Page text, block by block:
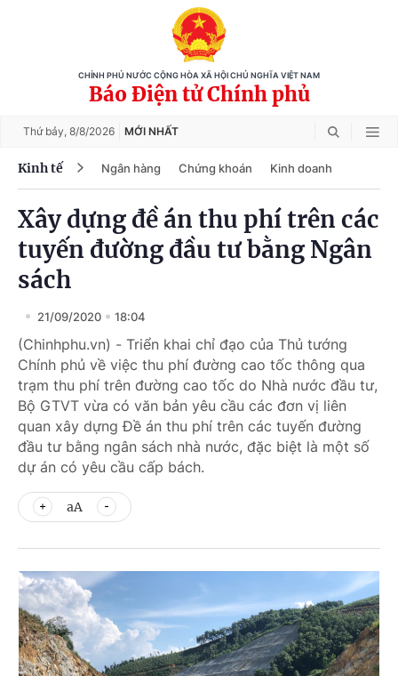
CHÍNH PHỦ NƯỚC CỘNG HÒA XÃ HỘI CHỦ NGHĨA VIỆT NAM
Báo Điện tử Chính phủ
Thứ bảy, 8/8/2026 MỚI NHẤT
Kinh tế Ngân hàng Chứng khoán Kinh doanh
Xây dựng đề án thu phí trên các
tuyến đường đầu tư bằng Ngân
sách
21/09/2020 18:04
(Chinhphu.vn) - Triển khai chỉ đạo của Thủ tướng
Chính phủ về việc thu phí đường cao tốc thông qua
trạm thu phí trên đường cao tốc do Nhà nước đầu tư,
Bộ GTVT vừa có văn bản yêu cầu các đơn vị liên
quan xây dựng Đề án thu phí trên các tuyến đường
đầu tư bằng ngân sách nhà nước, đặc biệt là một số
dự án có yêu cầu cấp bách.
aA